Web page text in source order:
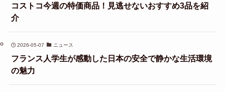
コストコ今週の特価商品！見逃せないおすすめ3品を紹
介
2026-05-07 ニュース
フランス人学生が感動した日本の安全で静かな生活環境
の魅力